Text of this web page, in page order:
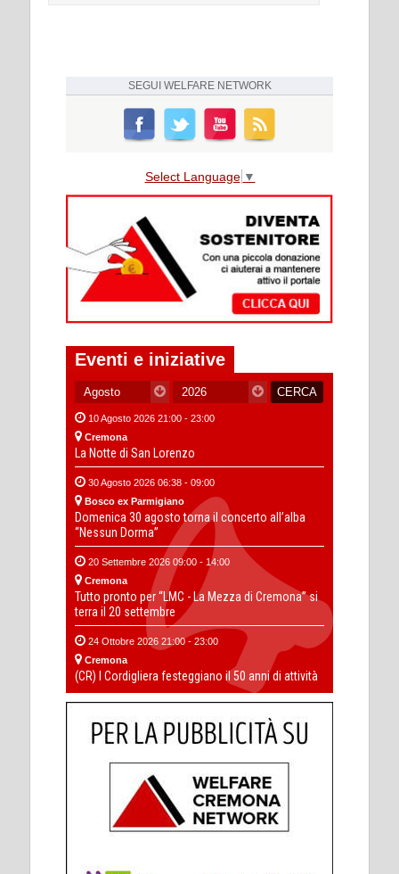
SEGUI WELFARE NETWORK
Select Language ▼
Eventi e iniziative
10 Agosto 2026 21:00 - 23:00
Cremona
La Notte di San Lorenzo
30 Agosto 2026 06:38 - 09:00
Bosco ex Parmigiano
Domenica 30 agosto torna il concerto all’alba
“Nessun Dorma”
20 Settembre 2026 09:00 - 14:00
Cremona
Tutto pronto per “LMC - La Mezza di Cremona” si
terra il 20 settembre
24 Ottobre 2026 21:00 - 23:00
Cremona
(CR) I Cordigliera festeggiano il 50 anni di attività